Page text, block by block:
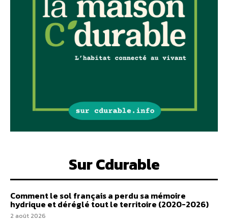
Sur Cdurable
Comment le sol français a perdu sa mémoire
hydrique et déréglé tout le territoire (2020-2026)
2 août 2026